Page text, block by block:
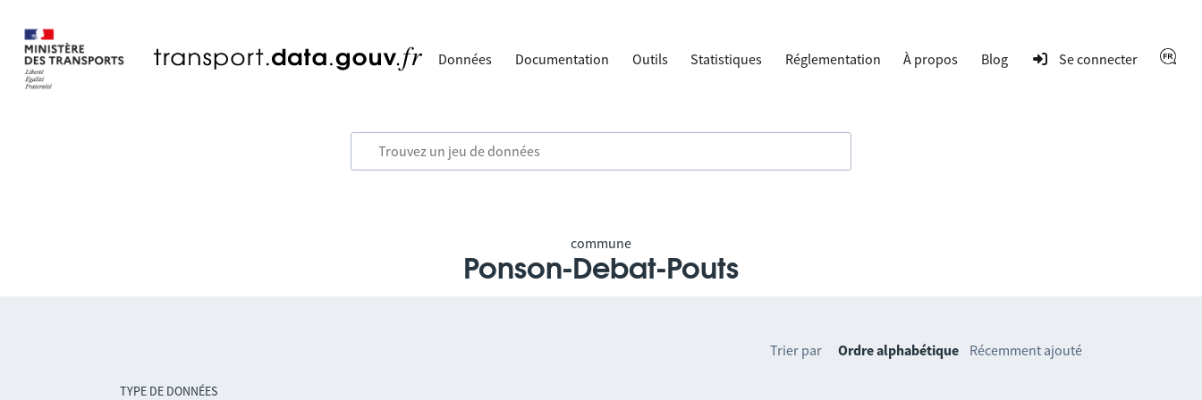
Données Documentation Outils Statistiques Réglementation À propos Blog Se connecter
commune
Ponson-Debat-Pouts
TYPE DE DONNÉES
Trier par Ordre alphabétique Récemment ajouté